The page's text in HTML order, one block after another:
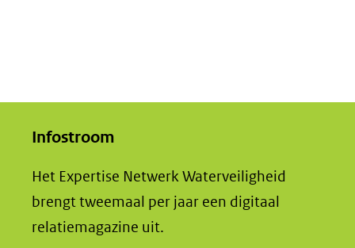
Infostroom
Het Expertise Netwerk Waterveiligheid
brengt tweemaal per jaar een digitaal
relatiemagazine uit.